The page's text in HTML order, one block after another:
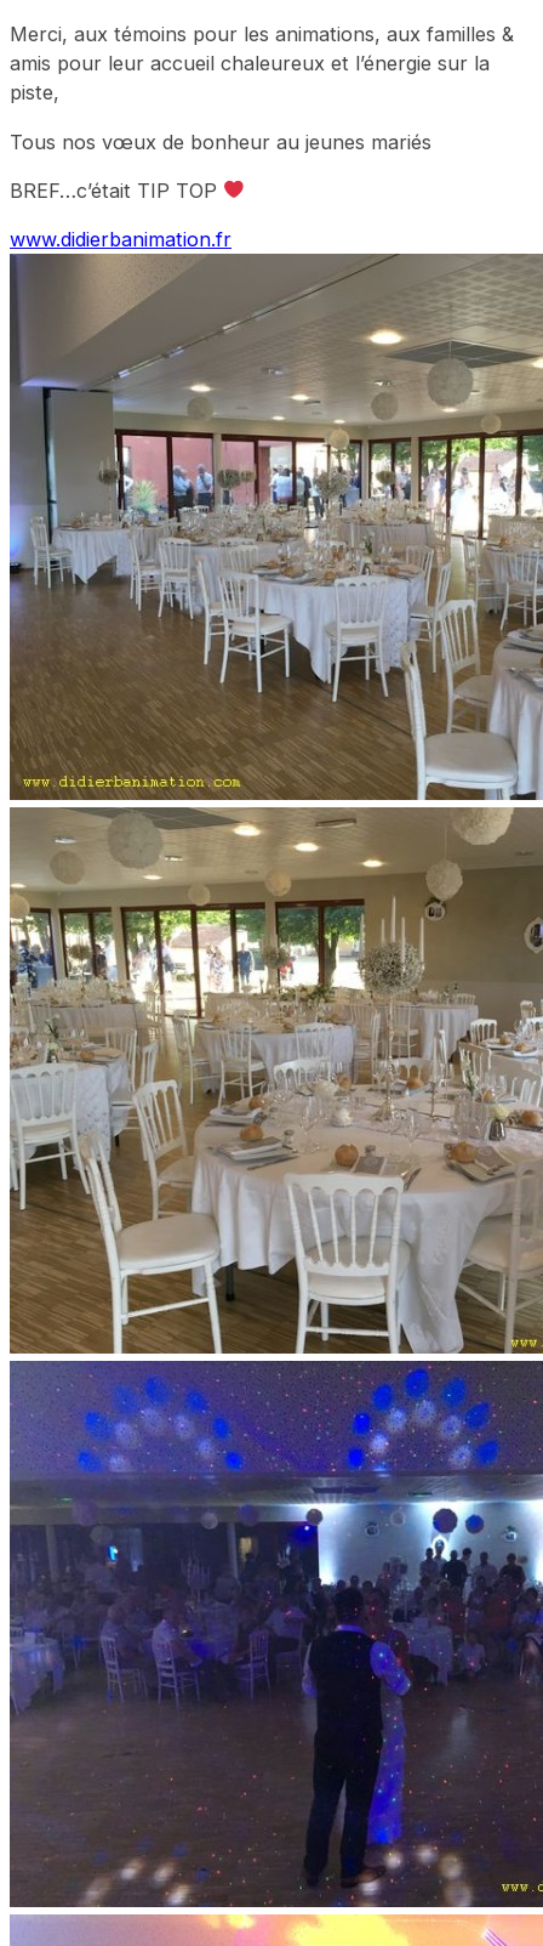
Merci, aux témoins pour les animations, aux familles &
amis pour leur accueil chaleureux et l’énergie sur la
piste,
Tous nos vœux de bonheur au jeunes mariés
BREF…c’était TIP TOP
www.didierbanimation.fr